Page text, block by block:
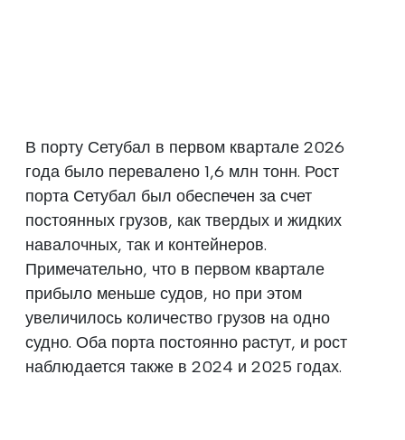
В порту Сетубал в первом квартале 2026
года было перевалено 1,6 млн тонн. Рост
порта Сетубал был обеспечен за счет
постоянных грузов, как твердых и жидких
навалочных, так и контейнеров.
Примечательно, что в первом квартале
прибыло меньше судов, но при этом
увеличилось количество грузов на одно
судно. Оба порта постоянно растут, и рост
наблюдается также в 2024 и 2025 годах.